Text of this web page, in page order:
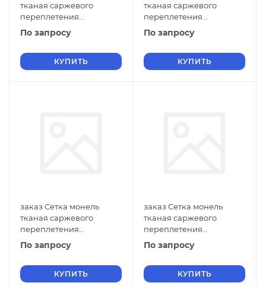
тканая саржевого
переплетения
двусторонняя
фильтровая 1х0,5 мм
По запросу
КУПИТЬ
тканая саржевого
переплетения
двусторонняя
фильтровая 1х0,4 мм
По запросу
КУПИТЬ
заказ Сетка монель
тканая саржевого
переплетения
двусторонняя
фильтровая 1х0,3 мм
ячейки
По запросу
КУПИТЬ
заказ Сетка монель
тканая саржевого
переплетения
двусторонняя
фильтровая 1х0,2 мм
ячейки
По запросу
КУПИТЬ